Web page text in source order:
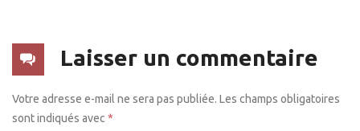
Laisser un commentaire
Votre adresse e-mail ne sera pas publiée. Les champs obligatoires
sont indiqués avec *